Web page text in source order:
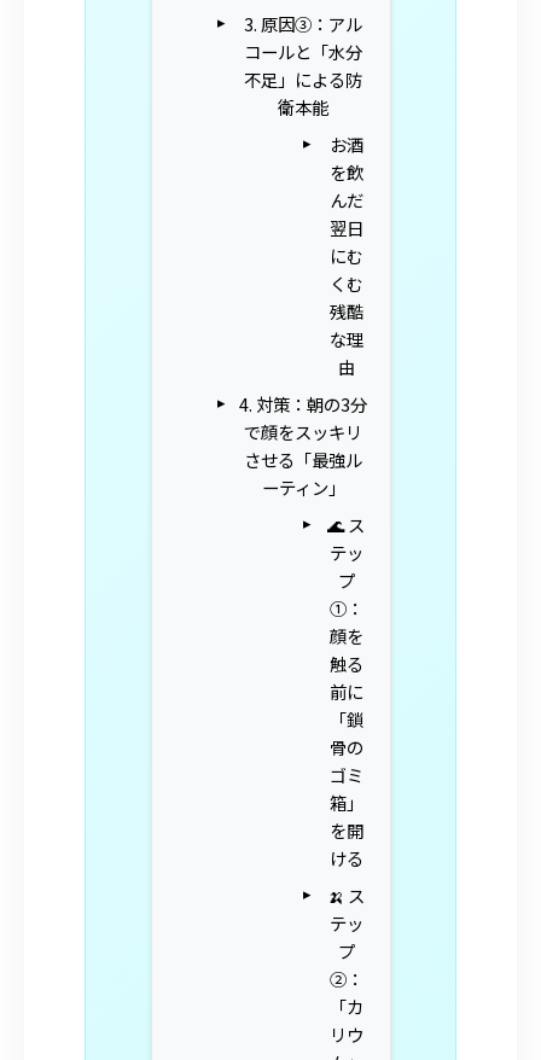
3. 原因③：アル
コールと「水分
不足」による防
衛本能
お酒
を飲
んだ
翌日
にむ
くむ
残酷
な理
由
4. 対策：朝の3分
で顔をスッキリ
させる「最強ル
ーティン」
🌊 ス
テッ
プ
①：
顔を
触る
前に
「鎖
骨の
ゴミ
箱」
を開
ける
🍌 ス
テッ
プ
②：
「カ
リウ